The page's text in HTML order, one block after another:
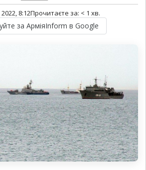
8:12Прочитаєте за: < 1 хв.
за АрміяInform в Google